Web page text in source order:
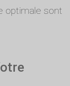
optimale sont